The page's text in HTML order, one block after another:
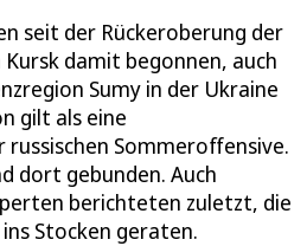
seit der Rückeroberung der
damit begonnen, auch
Sumy in der Ukraine
gilt als eine
Sommeroffensive.
dort gebunden. Auch
berichteten zuletzt, die
Stocken geraten.